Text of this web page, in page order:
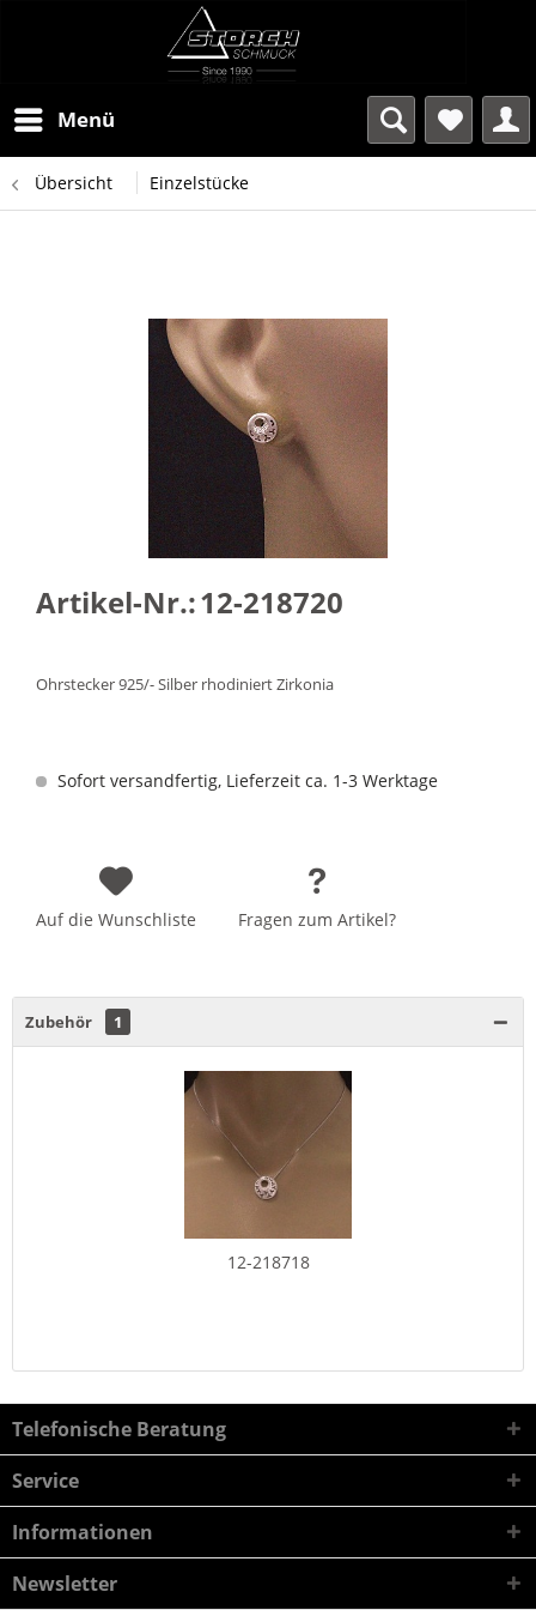
Menü
Übersicht Einzelstücke
Artikel-Nr.:12-218720
Ohrstecker 925/- Silber rhodiniert Zirkonia
Sofort versandfertig, Lieferzeit ca. 1-3 Werktage
Auf die Wunschliste Fragen zum Artikel?
Zubehör 1
12-218718
Telefonische Beratung
Service
Informationen
Newsletter